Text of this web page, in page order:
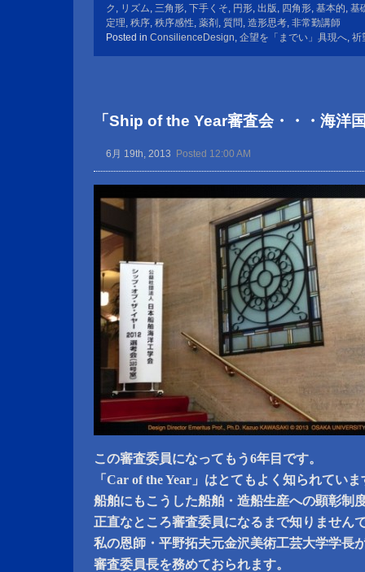
ク , リズム, 三角形, 下手くそ, 円形, 出版, 四角形, 基本的, 基
定理, 秩序, 秩序感性, 薬剤 , 質問, 造形思考, 非常勤講師
Posted in ConsilienceDesign, 企望を「までい」具現へ, 祈
「Ship of the Year審査会・・・海洋
6月 19th, 2013 Posted 12:00 AM
この審査委員になってもう6年目です。
「Car of the Year」はとてもよく知られてい
船舶にもこうした船舶・造船生産への顕彰制
正直なところ審査委員になるまで知りません
私の恩師・平野拓夫元金沢美術工芸大学学長
審査委員長を務めておられます。